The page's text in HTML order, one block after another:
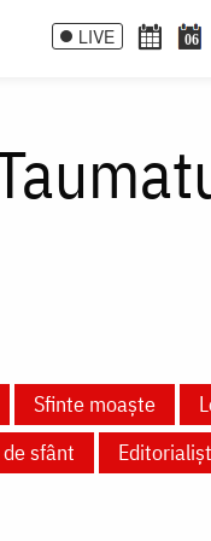
LIVE 06
Sfinte moaște
sfânt